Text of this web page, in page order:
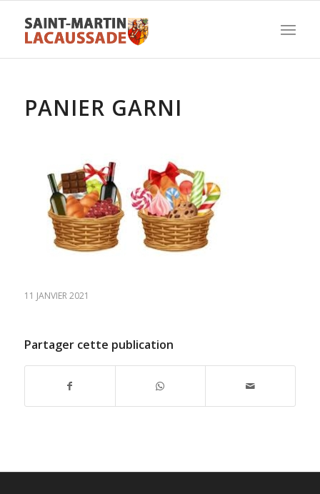
PANIER GARNI
11 JANVIER 2021
Partager cette publication